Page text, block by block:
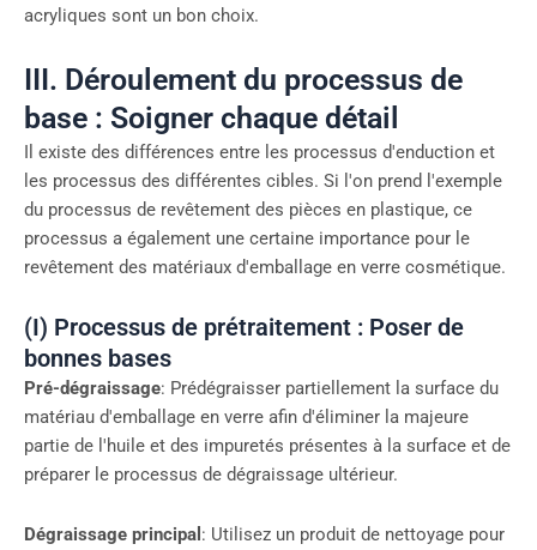
acryliques sont un bon choix.
III. Déroulement du processus de
base : Soigner chaque détail
Il existe des différences entre les processus d'enduction et
les processus des différentes cibles. Si l'on prend l'exemple
du processus de revêtement des pièces en plastique, ce
processus a également une certaine importance pour le
revêtement des matériaux d'emballage en verre cosmétique.
(I) Processus de prétraitement : Poser de
bonnes bases
Pré-dégraissage: Prédégraisser partiellement la surface du
matériau d'emballage en verre afin d'éliminer la majeure
partie de l'huile et des impuretés présentes à la surface et de
préparer le processus de dégraissage ultérieur.
Dégraissage principal : Utilisez un produit de nettoyage pour